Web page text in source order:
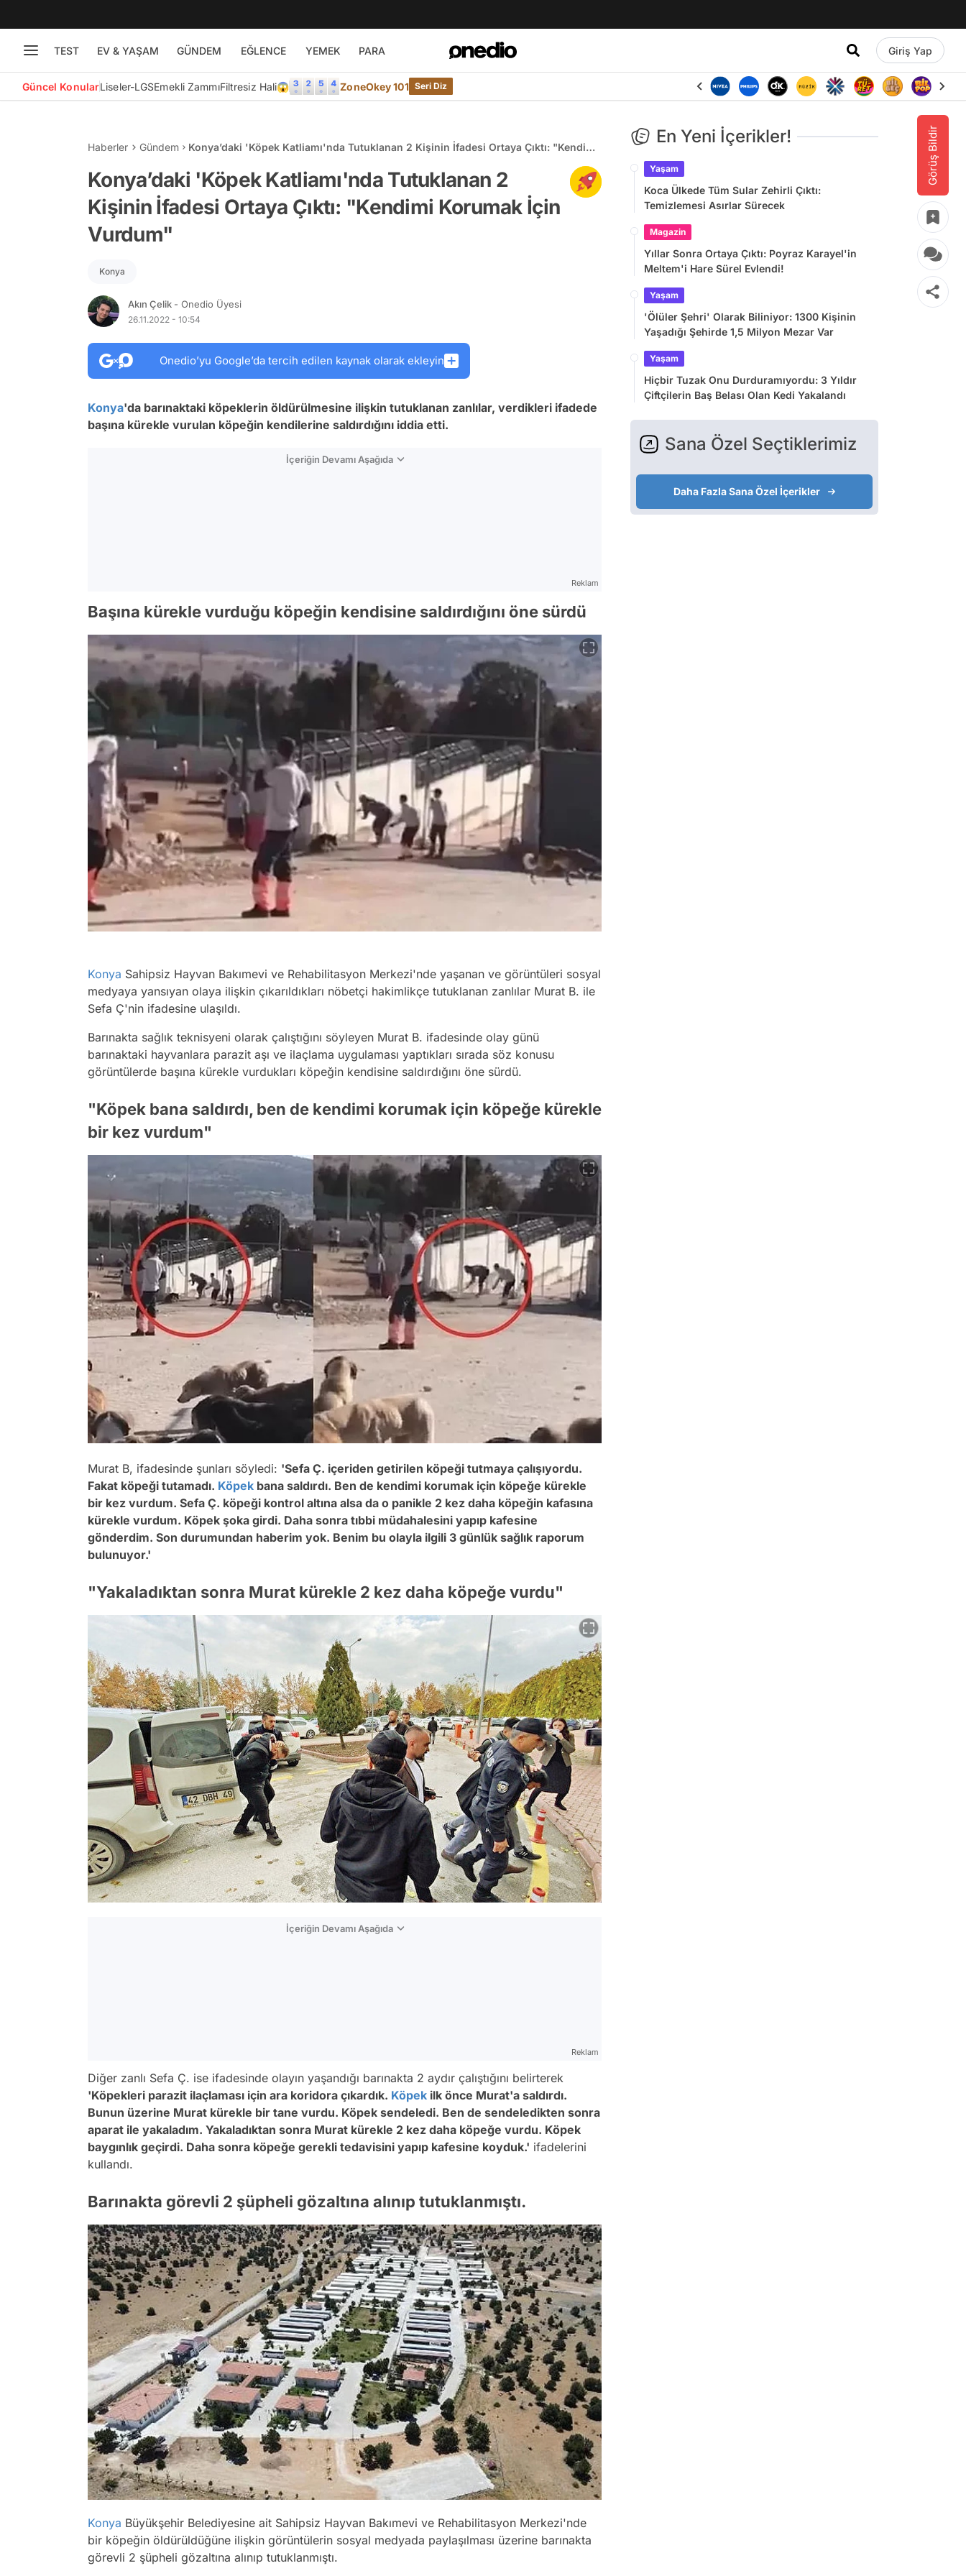
TEST EV & YAŞAM GÜNDEM EĞLENCE YEMEK PARA Giriş Yap
Güncel KonularLiseler-LGSEmekli ZammıFiltresiz Hali😱 ZoneOkey 101 Seri Diz
Görüş Bildir
Haberler Gündem
Konya’daki 'Köpek Katliamı'nda Tutuklanan 2 Kişinin İfadesi Ortaya Çıktı: "Kendimi
Konya’daki 'Köpek Katliamı'nda Tutuklanan 2
Kişinin İfadesi Ortaya Çıktı: "Kendimi Korumak İçin
Vurdum"
Konya
Akın Çelik - Onedio Üyesi
26.11.2022 - 10:54
Onedio’yu Google’da tercih edilen kaynak olarak ekleyin
Konya'da barınaktaki köpeklerin öldürülmesine ilişkin tutuklanan zanlılar, verdikleri ifadede
başına kürekle vurulan köpeğin kendilerine saldırdığını iddia etti.
İçeriğin Devamı Aşağıda
Reklam
Başına kürekle vurduğu köpeğin kendisine saldırdığını öne sürdü
Konya Sahipsiz Hayvan Bakımevi ve Rehabilitasyon Merkezi'nde yaşanan ve görüntüleri sosyal
medyaya yansıyan olaya ilişkin çıkarıldıkları nöbetçi hakimlikçe tutuklanan zanlılar Murat B. ile
Sefa Ç'nin ifadesine ulaşıldı.
Barınakta sağlık teknisyeni olarak çalıştığını söyleyen Murat B. ifadesinde olay günü
barınaktaki hayvanlara parazit aşı ve ilaçlama uygulaması yaptıkları sırada söz konusu
görüntülerde başına kürekle vurdukları köpeğin kendisine saldırdığını öne sürdü.
"Köpek bana saldırdı, ben de kendimi korumak için köpeğe kürekle
bir kez vurdum"
Murat B, ifadesinde şunları söyledi: 'Sefa Ç. içeriden getirilen köpeği tutmaya çalışıyordu.
Fakat köpeği tutamadı. Köpek bana saldırdı. Ben de kendimi korumak için köpeğe kürekle
bir kez vurdum. Sefa Ç. köpeği kontrol altına alsa da o panikle 2 kez daha köpeğin kafasına
kürekle vurdum. Köpek şoka girdi. Daha sonra tıbbi müdahalesini yapıp kafesine
gönderdim. Son durumundan haberim yok. Benim bu olayla ilgili 3 günlük sağlık raporum
bulunuyor.'
"Yakaladıktan sonra Murat kürekle 2 kez daha köpeğe vurdu"
İçeriğin Devamı Aşağıda
Reklam
Diğer zanlı Sefa Ç. ise ifadesinde olayın yaşandığı barınakta 2 aydır çalıştığını belirterek
'Köpekleri parazit ilaçlaması için ara koridora çıkardık. Köpek ilk önce Murat'a saldırdı.
Bunun üzerine Murat kürekle bir tane vurdu. Köpek sendeledi. Ben de sendeledikten sonra
aparat ile yakaladım. Yakaladıktan sonra Murat kürekle 2 kez daha köpeğe vurdu. Köpek
baygınlık geçirdi. Daha sonra köpeğe gerekli tedavisini yapıp kafesine koyduk.' ifadelerini
kullandı.
Barınakta görevli 2 şüpheli gözaltına alınıp tutuklanmıştı.
Konya Büyükşehir Belediyesine ait Sahipsiz Hayvan Bakımevi ve Rehabilitasyon Merkezi'nde
bir köpeğin öldürüldüğüne ilişkin görüntülerin sosyal medyada paylaşılması üzerine barınakta
görevli 2 şüpheli gözaltına alınıp tutuklanmıştı.
Video
Test
En Yeni İçerikler!
Yaşam
Koca Ülkede Tüm Sular Zehirli Çıktı:
Temizlemesi Asırlar Sürecek
Magazin
Yıllar Sonra Ortaya Çıktı: Poyraz Karayel'in
Meltem'i Hare Sürel Evlendi!
Yaşam
'Ölüler Şehri' Olarak Biliniyor: 1300 Kişinin
Yaşadığı Şehirde 1,5 Milyon Mezar Var
Yaşam
Hiçbir Tuzak Onu Durduramıyordu: 3 Yıldır
Çiftçilerin Baş Belası Olan Kedi Yakalandı
Sana Özel Seçtiklerimiz
Daha Fazla Sana Özel İçerikler